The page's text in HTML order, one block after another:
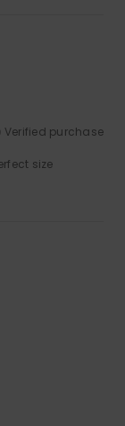
Verified purchase
size